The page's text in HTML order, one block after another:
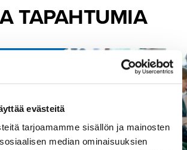
evästeitä
tarjoamamme sisällön ja mainosten
median ominaisuuksien
TAPAHTUMIA